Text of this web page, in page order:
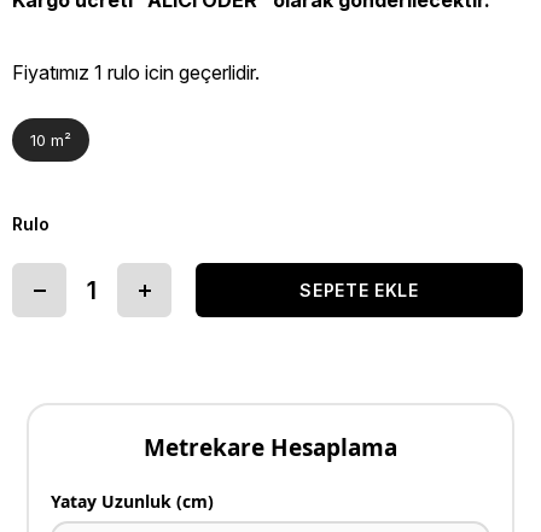
Fiyatımız 1 rulo icin geçerlidir.
10 m²
Rulo
Metrekare Hesaplama
Yatay Uzunluk (cm)